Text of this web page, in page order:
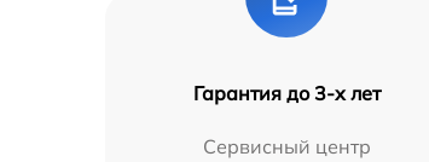
Гарантия до 3-х лет
Сервисный центр